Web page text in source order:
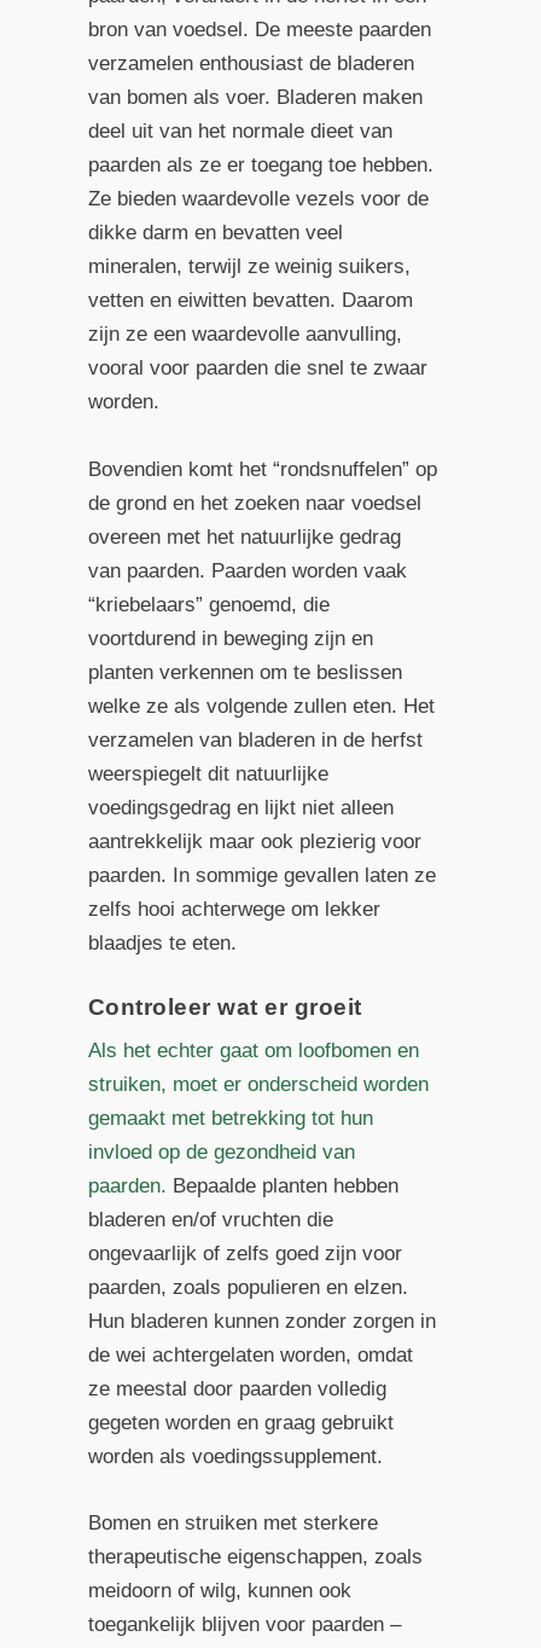
bron van voedsel. De meeste paarden
verzamelen enthousiast de bladeren
van bomen als voer. Bladeren maken
deel uit van het normale dieet van
paarden als ze er toegang toe hebben.
Ze bieden waardevolle vezels voor de
dikke darm en bevatten veel
mineralen, terwijl ze weinig suikers,
vetten en eiwitten bevatten. Daarom
zijn ze een waardevolle aanvulling,
vooral voor paarden die snel te zwaar
worden.
Bovendien komt het “rondsnuffelen” op
de grond en het zoeken naar voedsel
overeen met het natuurlijke gedrag
van paarden. Paarden worden vaak
“kriebelaars” genoemd, die
voortdurend in beweging zijn en
planten verkennen om te beslissen
welke ze als volgende zullen eten. Het
verzamelen van bladeren in de herfst
weerspiegelt dit natuurlijke
voedingsgedrag en lijkt niet alleen
aantrekkelijk maar ook plezierig voor
paarden. In sommige gevallen laten ze
zelfs hooi achterwege om lekker
blaadjes te eten.
Controleer wat er groeit
Als het echter gaat om loofbomen en
struiken, moet er onderscheid worden
gemaakt met betrekking tot hun
invloed op de gezondheid van
paarden. Bepaalde planten hebben
bladeren en/of vruchten die
ongevaarlijk of zelfs goed zijn voor
paarden, zoals populieren en elzen.
Hun bladeren kunnen zonder zorgen in
de wei achtergelaten worden, omdat
ze meestal door paarden volledig
gegeten worden en graag gebruikt
worden als voedingssupplement.
Bomen en struiken met sterkere
therapeutische eigenschappen, zoals
meidoorn of wilg, kunnen ook
toegankelijk blijven voor paarden –